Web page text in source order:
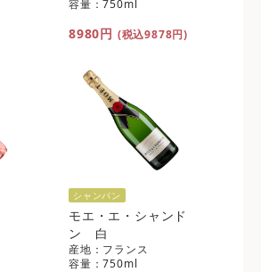
容量：750ml
8980円 (税込9878円)
シャンパン
モエ・エ・シャンド
ン 白
産地：フランス
容量：750ml